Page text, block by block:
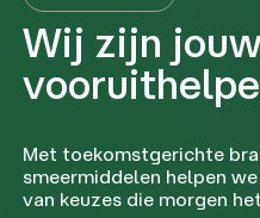
Wij zijn jouw
Met toekomstgerichte
smeermiddelen helpen
van keuzes die morgen